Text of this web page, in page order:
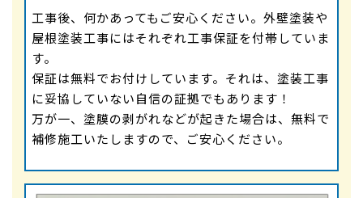
工事後、何かあってもご安心ください。外壁塗装や
屋根塗装工事にはそれぞれ工事保証を付帯していま
す。
保証は無料でお付けしています。それは、塗装工事
に妥協していない自信の証拠でもあります！
万が一、塗膜の剥がれなどが起きた場合は、無料で
補修施工いたしますので、ご安心ください。